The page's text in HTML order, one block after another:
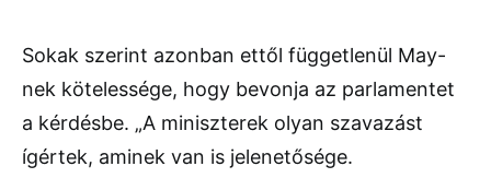
Sokak szerint azonban ettől függetlenül May-
nek kötelessége, hogy bevonja az parlamentet
a kérdésbe. „A miniszterek olyan szavazást
ígértek, aminek van is jelenetősége.